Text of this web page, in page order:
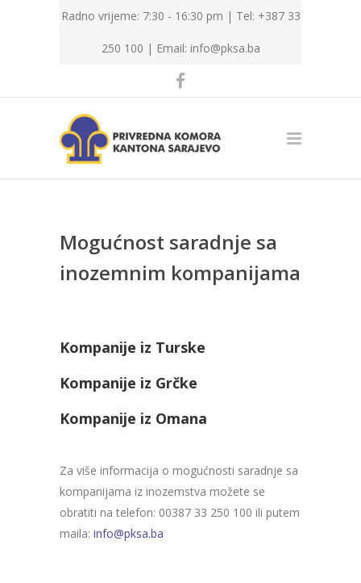
Radno vrijeme: 7:30 - 16:30 pm | Tel: +387 33
250 100 | Email: info@pksa.ba
Mogućnost saradnje sa
inozemnim kompanijama
Kompanije iz Turske
Kompanije iz Grčke
Kompanije iz Omana
Za više informacija o mogućnosti saradnje sa
kompanijama iz inozemstva možete se
obratiti na telefon: 00387 33 250 100 ili putem
maila: info@pksa.ba